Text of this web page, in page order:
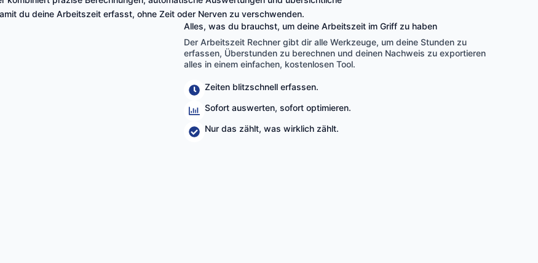
du deine Arbeitszeit erfasst, ohne Zeit oder Nerven zu verschwenden.
Alles, was du brauchst, um deine Arbeitszeit im Griff zu haben
Der Arbeitszeit Rechner gibt dir alle Werkzeuge, um deine Stunden zu
erfassen, Überstunden zu berechnen und deinen Nachweis zu exportieren
alles in einem einfachen, kostenlosen Tool.
Zeiten blitzschnell erfassen.
Sofort auswerten, sofort optimieren.
Nur das zählt, was wirklich zählt.